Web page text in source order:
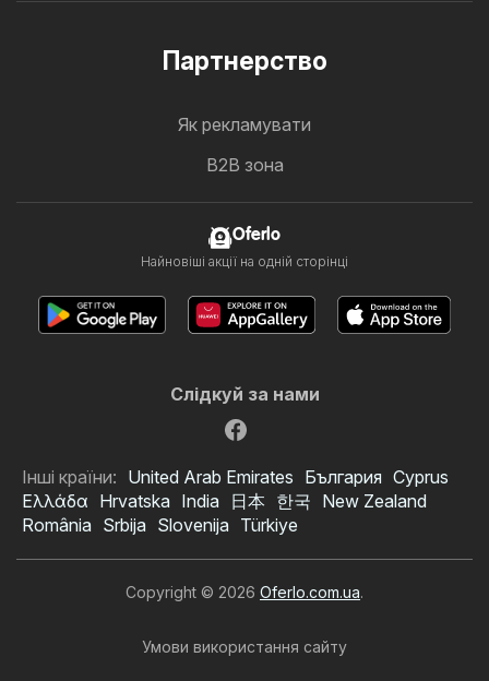
Партнерство
Як рекламувати
B2B зона
Oferlo
Найновіші акції на одній сторінці
Слідкуй за нами
Інші країни: United Arab Emirates България Cyprus
Ελλάδα Hrvatska India 日本 한국 New Zealand
România Srbija Slovenija Türkiye
Copyright © 2026 Oferlo.com.ua.
Умови використання сайту